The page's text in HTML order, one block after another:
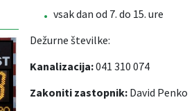
vsak dan od 7. do 15. ure
Dežurne številke:
Kanalizacija:041 310 074
Zakoniti zastopnik:David Penko